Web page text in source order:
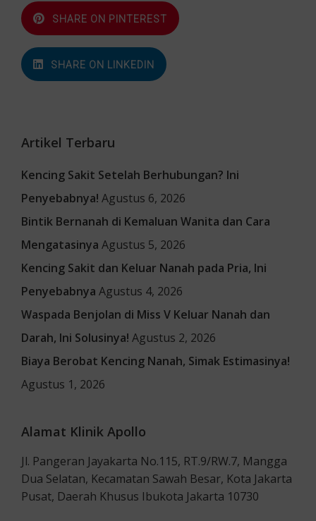
SHARE ON PINTEREST
SHARE ON LINKEDIN
Artikel Terbaru
Kencing Sakit Setelah Berhubungan? Ini
Penyebabnya! Agustus 6, 2026
Bintik Bernanah di Kemaluan Wanita dan Cara
Mengatasinya Agustus 5, 2026
Kencing Sakit dan Keluar Nanah pada Pria, Ini
Penyebabnya Agustus 4, 2026
Waspada Benjolan di Miss V Keluar Nanah dan
Darah, Ini Solusinya! Agustus 2, 2026
Biaya Berobat Kencing Nanah, Simak Estimasinya!
Agustus 1, 2026
Alamat Klinik Apollo
Jl. Pangeran Jayakarta No.115, RT.9/RW.7, Mangga
Dua Selatan, Kecamatan Sawah Besar, Kota Jakarta
Pusat, Daerah Khusus Ibukota Jakarta 10730